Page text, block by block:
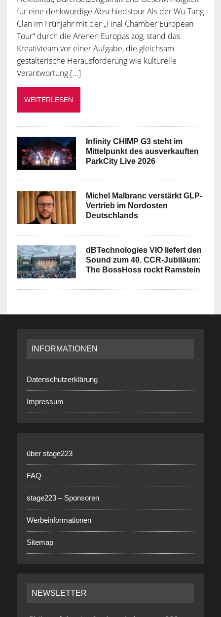
für eine denkwürdige Abschiedstour Als der Wu-Tang
Clan im Frühjahr mit der „Final Chamber European
Tour“ durch die Arenen Europas zog, stand das
Kreativteam vor einer Aufgabe, die gleichsam
gestalterische Herausforderung wie kulturelle
Verantwortung [...]
WEITERLESEN
Infinity CHIMP G3 steht im
Mittelpunkt des ausverkauften
ParkCity Live 2026
Michel Malbranc verstärkt GLP-
Vertrieb im Nordosten
Deutschlands
dBTechnologies VIO liefert den
Sound zum 40. CCR-Jubiläum:
The BossHoss rockt Ramstein
INFORMATIONEN
Datenschutzerklärung
Impressum
über stage223
FAQ
stage223 – Sponsoren
Werbeinformationen
Sitemap
NEWSLETTER